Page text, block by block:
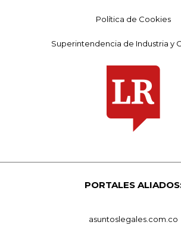
Política de Cookies
Superintendencia de Industria y
PORTALES
asuntoslegales.com.co